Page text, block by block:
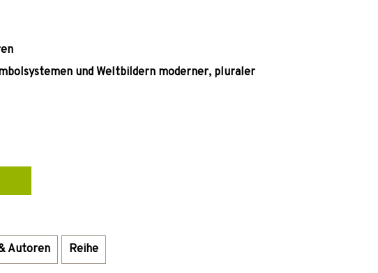
und Weltbildern moderner, pluraler
Autoren Reihe